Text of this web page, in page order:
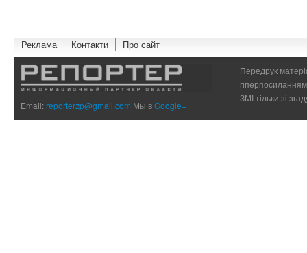
Реклама Контакти Про сайт
Email:reporterzp@gmail.com Мы вGoogle+
Передрук
ЗМІ тільки зі